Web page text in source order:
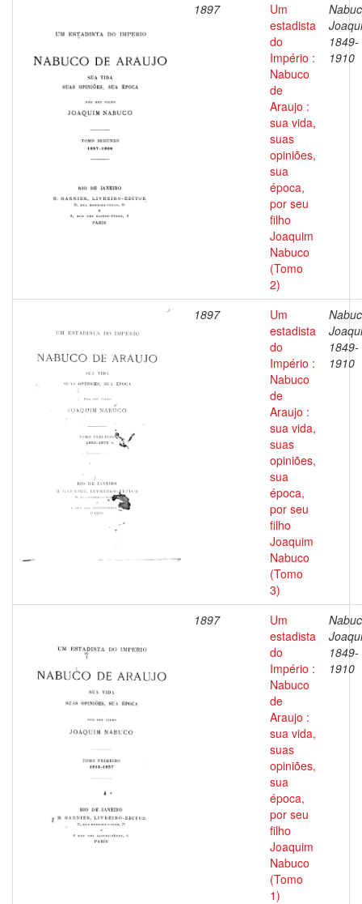
1897
Um
estadista
do
Império :
Nabuco
de
Araujo :
sua vida,
suas
opiniões,
sua
época,
por seu
filho
Joaquim
Nabuco
(Tomo
2)
1849-
1910
1897
Um
estadista
do
Império :
Nabuco
de
Araujo :
sua vida,
suas
opiniões,
sua
época,
por seu
filho
Joaquim
Nabuco
(Tomo
3)
1849-
1910
1897
Um
estadista
do
Império :
Nabuco
de
Araujo :
sua vida,
suas
opiniões,
sua
época,
por seu
filho
Joaquim
Nabuco
(Tomo
1)
1849-
1910